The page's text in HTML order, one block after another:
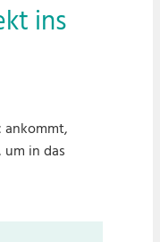
ins
ankommt,
in das